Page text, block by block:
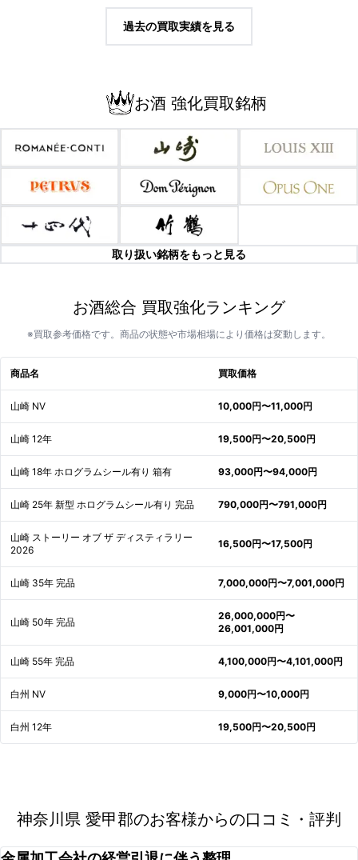
過去の買取実績を見る
お酒 強化買取銘柄
取り扱い銘柄をもっと見る
お酒総合 買取強化ランキング
※買取参考価格です。商品の状態や市場相場により価格は変動します。
商品名 買取価格
山崎 NV 10,000円〜11,000円
山崎 12年 19,500円〜20,500円
山崎 18年 ホログラムシール有り 箱有 93,000円〜94,000円
山崎 25年 新型 ホログラムシール有り 完品 790,000円〜791,000円
山崎 ストーリー オブ ザ ディスティラリー
2026
16,500円〜17,500円
山崎 35年 完品 7,000,000円〜7,001,000円
山崎 50年 完品
26,000,000円〜
26,001,000円
山崎 55年 完品 4,100,000円〜4,101,000円
白州 NV 9,000円〜10,000円
白州 12年 19,500円〜20,500円
神奈川県 愛甲郡のお客様からの口コミ・評判